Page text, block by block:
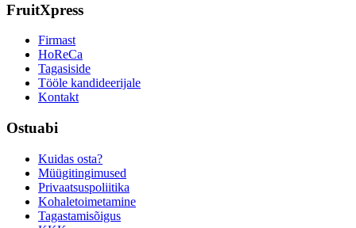
FruitXpress
Firmast
HoReCa
Tagasiside
Tööle kandideerijale
Kontakt
Ostuabi
Kuidas osta?
Müügitingimused
Privaatsuspoliitika
Kohaletoimetamine
Tagastamisõigus